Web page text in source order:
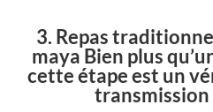
3. Repas
maya Bien plus
cette étape est un